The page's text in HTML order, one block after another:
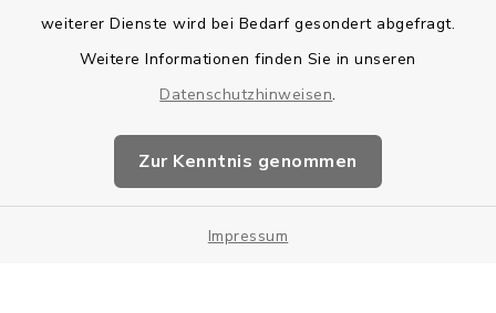
weiterer Dienste wird bei Bedarf gesondert abgefragt.
Weitere Informationen finden Sie in unseren
Datenschutzhinweisen.
Zur Kenntnis genommen
Impressum
Barrierefreiheit
Impressum
Sitemap